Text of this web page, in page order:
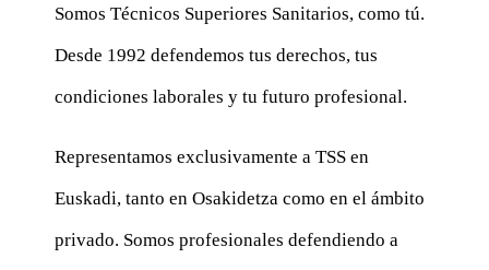
Somos Técnicos Superiores Sanitarios, como tú.
Desde 1992 defendemos tus derechos, tus
condiciones laborales y tu futuro profesional.
Representamos exclusivamente a TSS en
Euskadi, tanto en Osakidetza como en el ámbito
privado. Somos profesionales defendiendo a